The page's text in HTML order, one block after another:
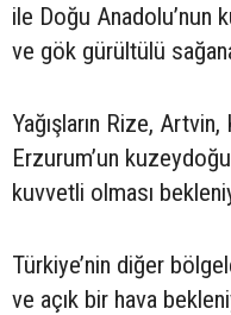
ile Doğu Anadolu’nun
ve gök gürültülü
Yağışların Rize,
Erzurum’un
kuvvetli olması
Türkiye’nin diğer
ve açık bir hava